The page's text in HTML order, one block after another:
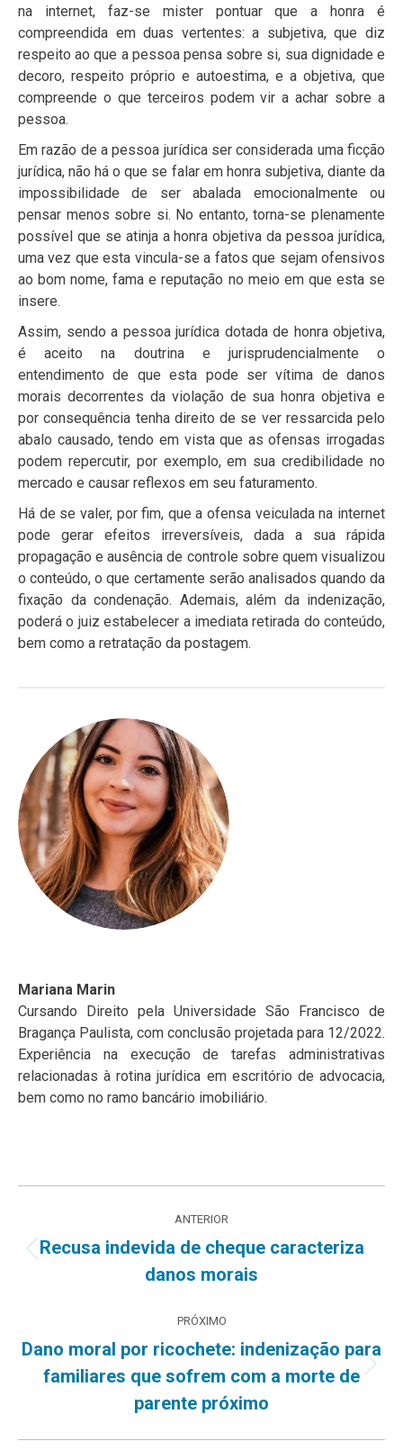
na internet, faz-se mister pontuar que a honra é
compreendida em duas vertentes: a subjetiva, que diz
respeito ao que a pessoa pensa sobre si, sua dignidade e
decoro, respeito próprio e autoestima, e a objetiva, que
compreende o que terceiros podem vir a achar sobre a
pessoa.
Em razão de a pessoa jurídica ser considerada uma ficção
jurídica, não há o que se falar em honra subjetiva, diante da
impossibilidade de ser abalada emocionalmente ou
pensar menos sobre si. No entanto, torna-se plenamente
possível que se atinja a honra objetiva da pessoa jurídica,
uma vez que esta vincula-se a fatos que sejam ofensivos
ao bom nome, fama e reputação no meio em que esta se
insere.
Assim, sendo a pessoa jurídica dotada de honra objetiva,
é aceito na doutrina e jurisprudencialmente o
entendimento de que esta pode ser vítima de danos
morais decorrentes da violação de sua honra objetiva e
por consequência tenha direito de se ver ressarcida pelo
abalo causado, tendo em vista que as ofensas irrogadas
podem repercutir, por exemplo, em sua credibilidade no
mercado e causar reflexos em seu faturamento.
Há de se valer, por fim, que a ofensa veiculada na internet
pode gerar efeitos irreversíveis, dada a sua rápida
propagação e ausência de controle sobre quem visualizou
o conteúdo, o que certamente serão analisados quando da
fixação da condenação. Ademais, além da indenização,
poderá o juiz estabelecer a imediata retirada do conteúdo,
bem como a retratação da postagem.
Mariana Marin
Cursando Direito pela Universidade São Francisco de
Bragança Paulista, com conclusão projetada para 12/2022.
Experiência na execução de tarefas administrativas
relacionadas à rotina jurídica em escritório de advocacia,
bem como no ramo bancário imobiliário.
de
ANTERIOR
Post
anterior:
Recusa indevida de cheque caracteriza
danos morais
PRÓXIMO
Próximo
post:
Dano moral por ricochete: indenização para
familiares que sofrem com a morte de
parente próximo